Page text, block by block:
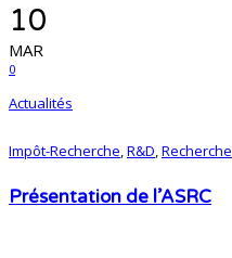
10
MAR
0
Actualités
Impôt-Recherche R&D Recherche
Présentation de l’ASRC